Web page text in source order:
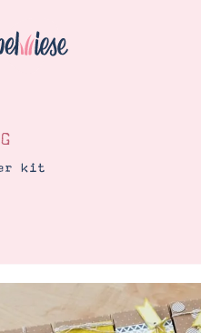
Katalog
kit